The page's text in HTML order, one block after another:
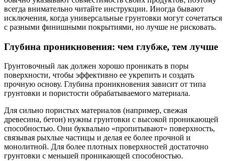
всегда внимательно читайте инструкции. Иногда бывают
исключения, когда универсальные грунтовки могут сочетаться
с разными финишными покрытиями, но лучше не рисковать.
Глубина проникновения: чем глубже, тем лучше
Грунтовочный лак должен хорошо проникать в поры
поверхности, чтобы эффективно ее укрепить и создать
прочную основу. Глубина проникновения зависит от типа
грунтовки и пористости обрабатываемого материала.
Для сильно пористых материалов (например, свежая
древесина, бетон) нужны грунтовки с высокой проникающей
способностью. Они буквально «пропитывают» поверхность,
связывая рыхлые частицы и делая ее более прочной и
монолитной. Для более плотных поверхностей достаточно
грунтовки с меньшей проникающей способностью.